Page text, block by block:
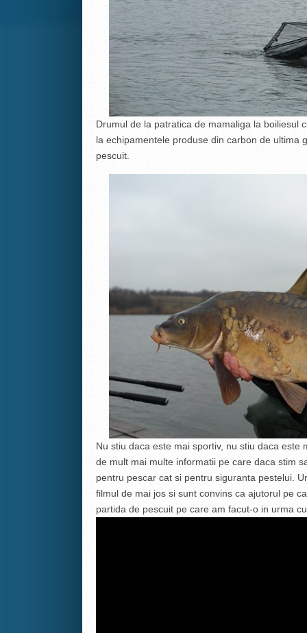
Drumul de la patratica de mamaliga la boiliesul
la echipamentele produse din carbon de ultima
pescuit.
Nu stiu daca este mai sportiv, nu stiu daca
de mult mai multe informatii pe care daca stim
pentru pescar cat si pentru siguranta pestelui.
filmul de mai jos si sunt convins ca ajutorul pe
partida de pescuit pe care am facut-o in urma